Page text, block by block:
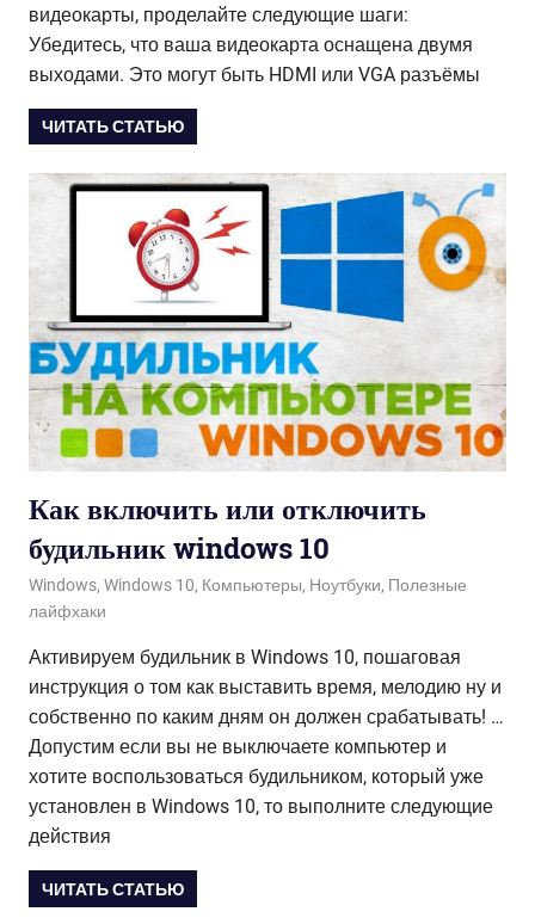
видеокарты, проделайте следующие шаги:
Убедитесь, что ваша видеокарта оснащена двумя
выходами. Это могут быть HDMI или VGA разъёмы
ЧИТАТЬ СТАТЬЮ
Как включить или отключить
будильник windows 10
06.08.2020
admin
Windows, Windows 10, Компьютеры, Ноутбуки, Полезные
лайфхаки
Активируем будильник в Windows 10, пошаговая
инструкция о том как выставить время, мелодию ну и
собственно по каким дням он должен срабатывать! …
Допустим если вы не выключаете компьютер и
хотите воспользоваться будильником, который уже
установлен в Windows 10, то выполните следующие
действия
ЧИТАТЬ СТАТЬЮ